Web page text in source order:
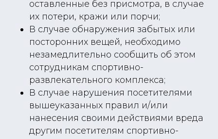
оставленные без присмотра, в случае
их потери, кражи или порчи;
В случае обнаружения забытых или
посторонних вещей, необходимо
незамедлительно сообщить об этом
сотрудникам спортивно-
развлекательного комплекса;
В случае нарушения посетителями
вышеуказанных правил и/или
нанесения своими действиями вреда
другим посетителям спортивно-